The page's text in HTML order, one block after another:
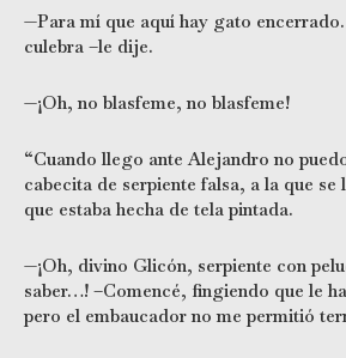
—Para mí que aquí hay gato
culebra –le dije.
—¡Oh, no blasfeme, no blasfeme!
“Cuando llego ante Alejandro no
cabecita de serpiente falsa, a la que se
que estaba hecha de tela pintada.
—¡Oh, divino Glicón, serpiente con
saber…! –Comencé, fingiendo que le
pero el embaucador no me permitió